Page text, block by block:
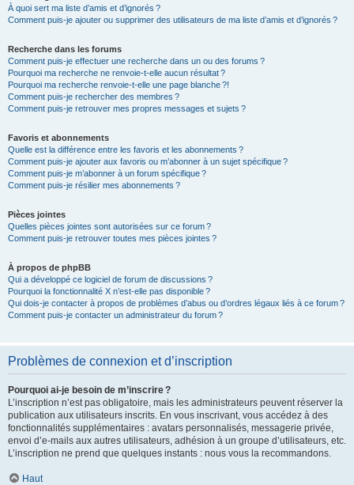
À quoi sert ma liste d’amis et d’ignorés ?
Comment puis-je ajouter ou supprimer des utilisateurs de ma liste d’amis et d’ignorés ?
Recherche dans les forums
Comment puis-je effectuer une recherche dans un ou des forums ?
Pourquoi ma recherche ne renvoie-t-elle aucun résultat ?
Pourquoi ma recherche renvoie-t-elle une page blanche ?!
Comment puis-je rechercher des membres ?
Comment puis-je retrouver mes propres messages et sujets ?
Favoris et abonnements
Quelle est la différence entre les favoris et les abonnements ?
Comment puis-je ajouter aux favoris ou m’abonner à un sujet spécifique ?
Comment puis-je m’abonner à un forum spécifique ?
Comment puis-je résilier mes abonnements ?
Pièces jointes
Quelles pièces jointes sont autorisées sur ce forum ?
Comment puis-je retrouver toutes mes pièces jointes ?
À propos de phpBB
Qui a développé ce logiciel de forum de discussions ?
Pourquoi la fonctionnalité X n’est-elle pas disponible ?
Qui dois-je contacter à propos de problèmes d’abus ou d’ordres légaux liés à ce forum ?
Comment puis-je contacter un administrateur du forum ?
Problèmes de connexion et d’inscription
Pourquoi ai-je besoin de m’inscrire ?
L’inscription n’est pas obligatoire, mais les administrateurs peuvent réserver la
publication aux utilisateurs inscrits. En vous inscrivant, vous accédez à des
fonctionnalités supplémentaires : avatars personnalisés, messagerie privée,
envoi d’e-mails aux autres utilisateurs, adhésion à un groupe d’utilisateurs, etc.
L’inscription ne prend que quelques instants : nous vous la recommandons.
Haut